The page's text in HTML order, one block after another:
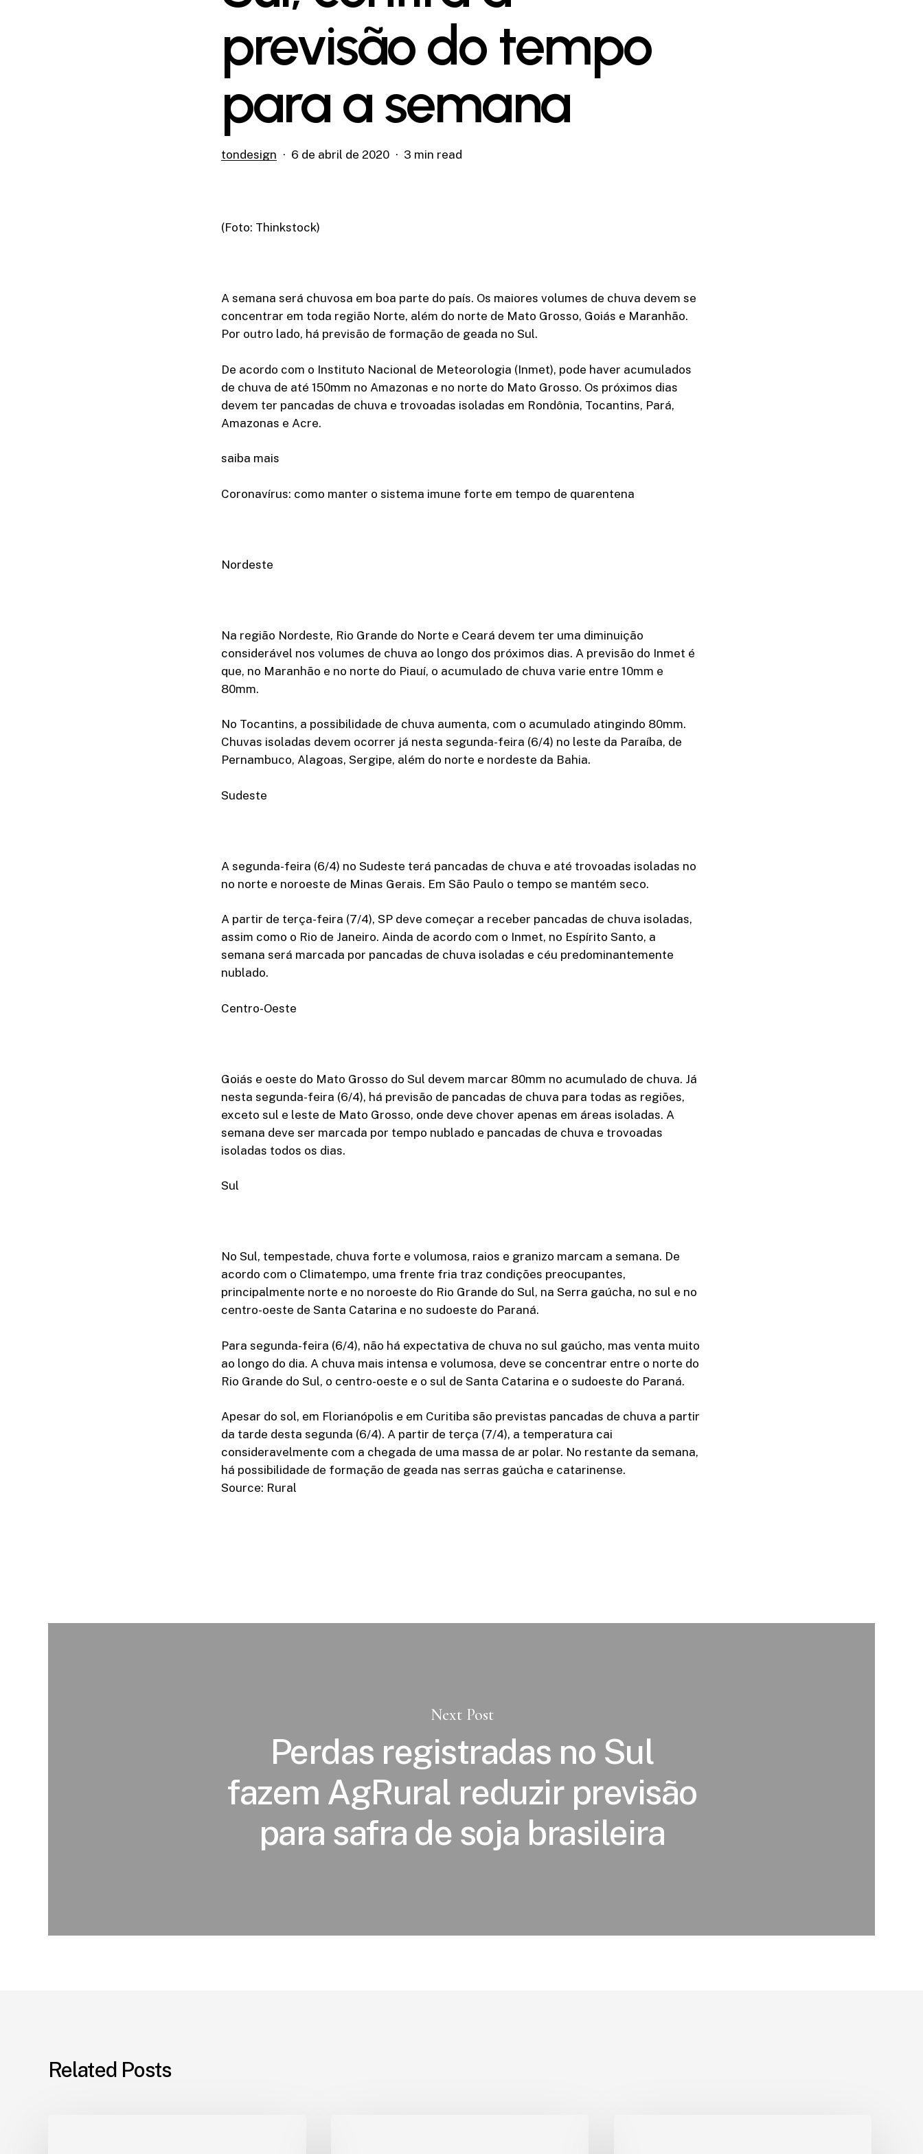
previsão do tempo
para a semana
tondesign 6 de abril de 2020 3 min read
(Foto: Thinkstock)
A semana será chuvosa em boa parte do país. Os maiores volumes de chuva devem se
concentrar em toda região Norte, além do norte de Mato Grosso, Goiás e Maranhão.
Por outro lado, há previsão de formação de geada no Sul.
De acordo com o Instituto Nacional de Meteorologia (Inmet), pode haver acumulados
de chuva de até 150mm no Amazonas e no norte do Mato Grosso. Os próximos dias
devem ter pancadas de chuva e trovoadas isoladas em Rondônia, Tocantins, Pará,
Amazonas e Acre.
saiba mais
Coronavírus: como manter o sistema imune forte em tempo de quarentena
Nordeste
Na região Nordeste, Rio Grande do Norte e Ceará devem ter uma diminuição
considerável nos volumes de chuva ao longo dos próximos dias. A previsão do Inmet é
que, no Maranhão e no norte do Piauí, o acumulado de chuva varie entre 10mm e
80mm.
No Tocantins, a possibilidade de chuva aumenta, com o acumulado atingindo 80mm.
Chuvas isoladas devem ocorrer já nesta segunda-feira (6/4) no leste da Paraíba, de
Pernambuco, Alagoas, Sergipe, além do norte e nordeste da Bahia.
Sudeste
A segunda-feira (6/4) no Sudeste terá pancadas de chuva e até trovoadas isoladas no
no norte e noroeste de Minas Gerais. Em São Paulo o tempo se mantém seco.
A partir de terça-feira (7/4), SP deve começar a receber pancadas de chuva isoladas,
assim como o Rio de Janeiro. Ainda de acordo com o Inmet, no Espírito Santo, a
semana será marcada por pancadas de chuva isoladas e céu predominantemente
nublado.
Centro-Oeste
Goiás e oeste do Mato Grosso do Sul devem marcar 80mm no acumulado de chuva. Já
nesta segunda-feira (6/4), há previsão de pancadas de chuva para todas as regiões,
exceto sul e leste de Mato Grosso, onde deve chover apenas em áreas isoladas. A
semana deve ser marcada por tempo nublado e pancadas de chuva e trovoadas
isoladas todos os dias.
Sul
No Sul, tempestade, chuva forte e volumosa, raios e granizo marcam a semana. De
acordo com o Climatempo, uma frente fria traz condições preocupantes,
principalmente norte e no noroeste do Rio Grande do Sul, na Serra gaúcha, no sul e no
centro-oeste de Santa Catarina e no sudoeste do Paraná.
Para segunda-feira (6/4), não há expectativa de chuva no sul gaúcho, mas venta muito
ao longo do dia. A chuva mais intensa e volumosa, deve se concentrar entre o norte do
Rio Grande do Sul, o centro-oeste e o sul de Santa Catarina e o sudoeste do Paraná.
Apesar do sol, em Florianópolis e em Curitiba são previstas pancadas de chuva a partir
da tarde desta segunda (6/4). A partir de terça (7/4), a temperatura cai
consideravelmente com a chegada de uma massa de ar polar. No restante da semana,
há possibilidade de formação de geada nas serras gaúcha e catarinense.
Source: Rural
Next Post
Perdas registradas no Sul
fazem AgRural reduzir previsão
para safra de soja brasileira
Related Posts